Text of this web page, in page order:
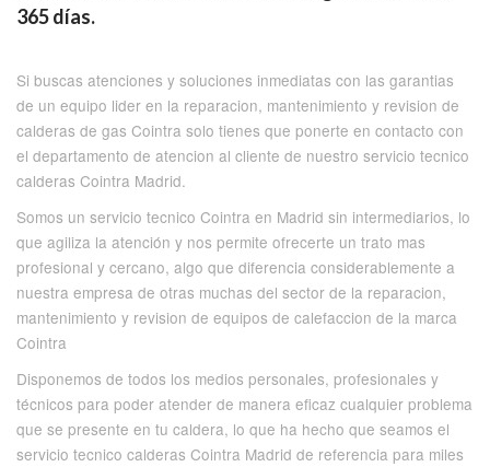
365 días.
Si buscas atenciones y soluciones inmediatas con las garantias
de un equipo lider en la reparacion, mantenimiento y revision de
calderas de gas Cointra solo tienes que ponerte en contacto con
el departamento de atencion al cliente de nuestro servicio tecnico
calderas Cointra Madrid.
Somos un servicio tecnico Cointra en Madrid sin intermediarios, lo
que agiliza la atención y nos permite ofrecerte un trato mas
profesional y cercano, algo que diferencia considerablemente a
nuestra empresa de otras muchas del sector de la reparacion,
mantenimiento y revision de equipos de calefaccion de la marca
Cointra
Disponemos de todos los medios personales, profesionales y
técnicos para poder atender de manera eficaz cualquier problema
que se presente en tu caldera, lo que ha hecho que seamos el
servicio tecnico calderas Cointra Madrid de referencia para miles